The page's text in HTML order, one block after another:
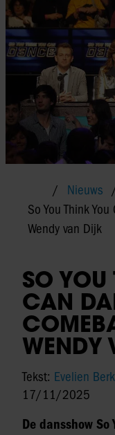
Nieuws
So You Think
Wendy van Dijk
SO YOU
CAN
WENDY
Tekst: Evelien
17/11/2025
De dansshow So